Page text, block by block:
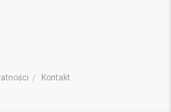
Kontakt